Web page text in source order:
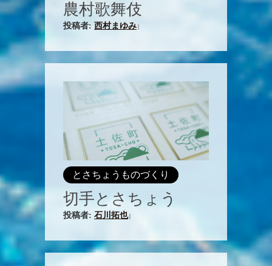
農村歌舞伎
投稿者: 西村まゆみ
とさちょうものづくり
切手とさちょう
投稿者: 石川拓也|